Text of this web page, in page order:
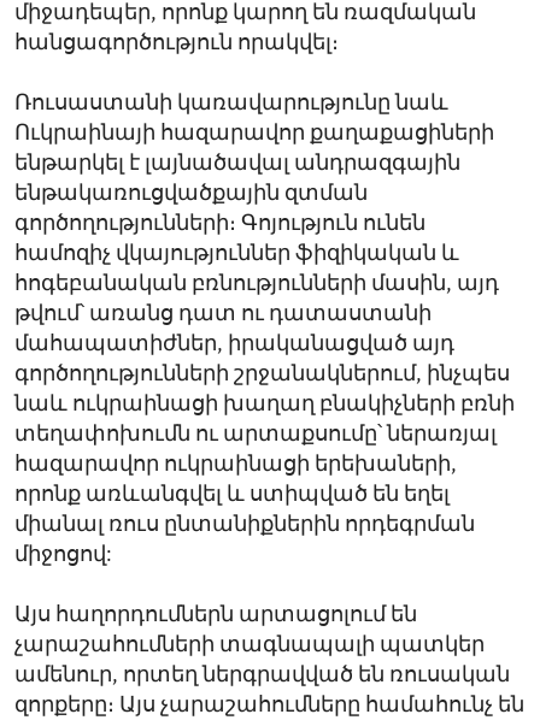
միջադեպեր, որոնք կարող են ռազմական
հանցագործություն որակվել։
Ռուսաստանի կառավարությունը նաև
Ուկրաինայի հազարավոր քաղաքացիների
ենթարկել է լայնածավալ անդրազգային
ենթակառուցվածքային զտման
գործողությունների։ Գոյություն ունեն
համոզիչ վկայություններ ֆիզիկական և
հոգեբանական բռնությունների մասին, այդ
թվում՝ առանց դատ ու դատաստանի
մահապատիժներ, իրականացված այդ
գործողությունների շրջանակներում, ինչպես
նաև ուկրաինացի խաղաղ բնակիչների բռնի
տեղափոխումն ու արտաքսումը՝ ներառյալ
հազարավոր ուկրաինացի երեխաների,
որոնք առևանգվել և ստիպված են եղել
միանալ ռուս ընտանիքներին որդեգրման
միջոցով:
Այս հաղորդումներն արտացոլում են
չարաշահումների տագնապալի պատկեր
ամենուր, որտեղ ներգրավված են ռուսական
զորքերը։ Այս չարաշահումները համահունչ են